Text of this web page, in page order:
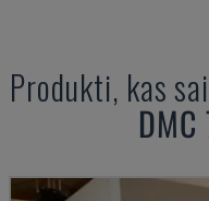
Produkti, kas